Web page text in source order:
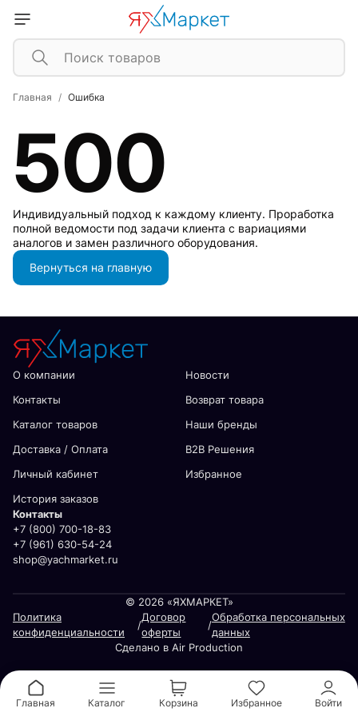
Главная Ошибка
500
Индивидуальный подход к каждому клиенту. Проработка
полной ведомости под задачи клиента с вариациями
аналогов и замен различного оборудования.
Вернуться на главную
О компании
Новости
Контакты
Возврат товара
Каталог товаров
Наши бренды
Доставка / Оплата
В2В Решения
Личный кабинет
Избранное
История заказов
Контакты
+7 (800) 700-18-83
+7 (961) 630-54-24
shop@yachmarket.ru
© 2026 «ЯХМАРКЕТ»
Политика
конфиденциальности
/
Договор
оферты
/
Обработка персональных
данных
Сделано в Air Production
Главная Каталог Корзина Избранное Войти